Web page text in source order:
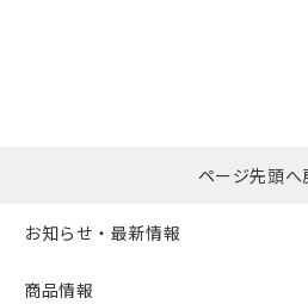
ページ先頭へ
お知らせ・最新情報
商品情報